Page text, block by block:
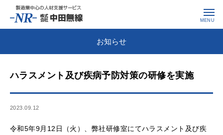
MENU
toggle
menu
お知らせ
ハラスメント及び疾病予防対策の研修を実施
2023.09.12
令和5年9月12日（火）、弊社研修室にてハラスメント及び疾